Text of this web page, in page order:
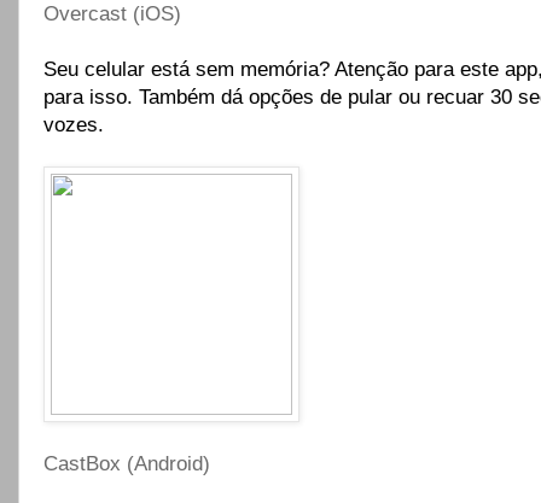
Overcast (iOS)
Seu celular está sem memória? Atenção para este
para isso. Também dá opções de pular ou recuar 30
vozes.
CastBox (Android)